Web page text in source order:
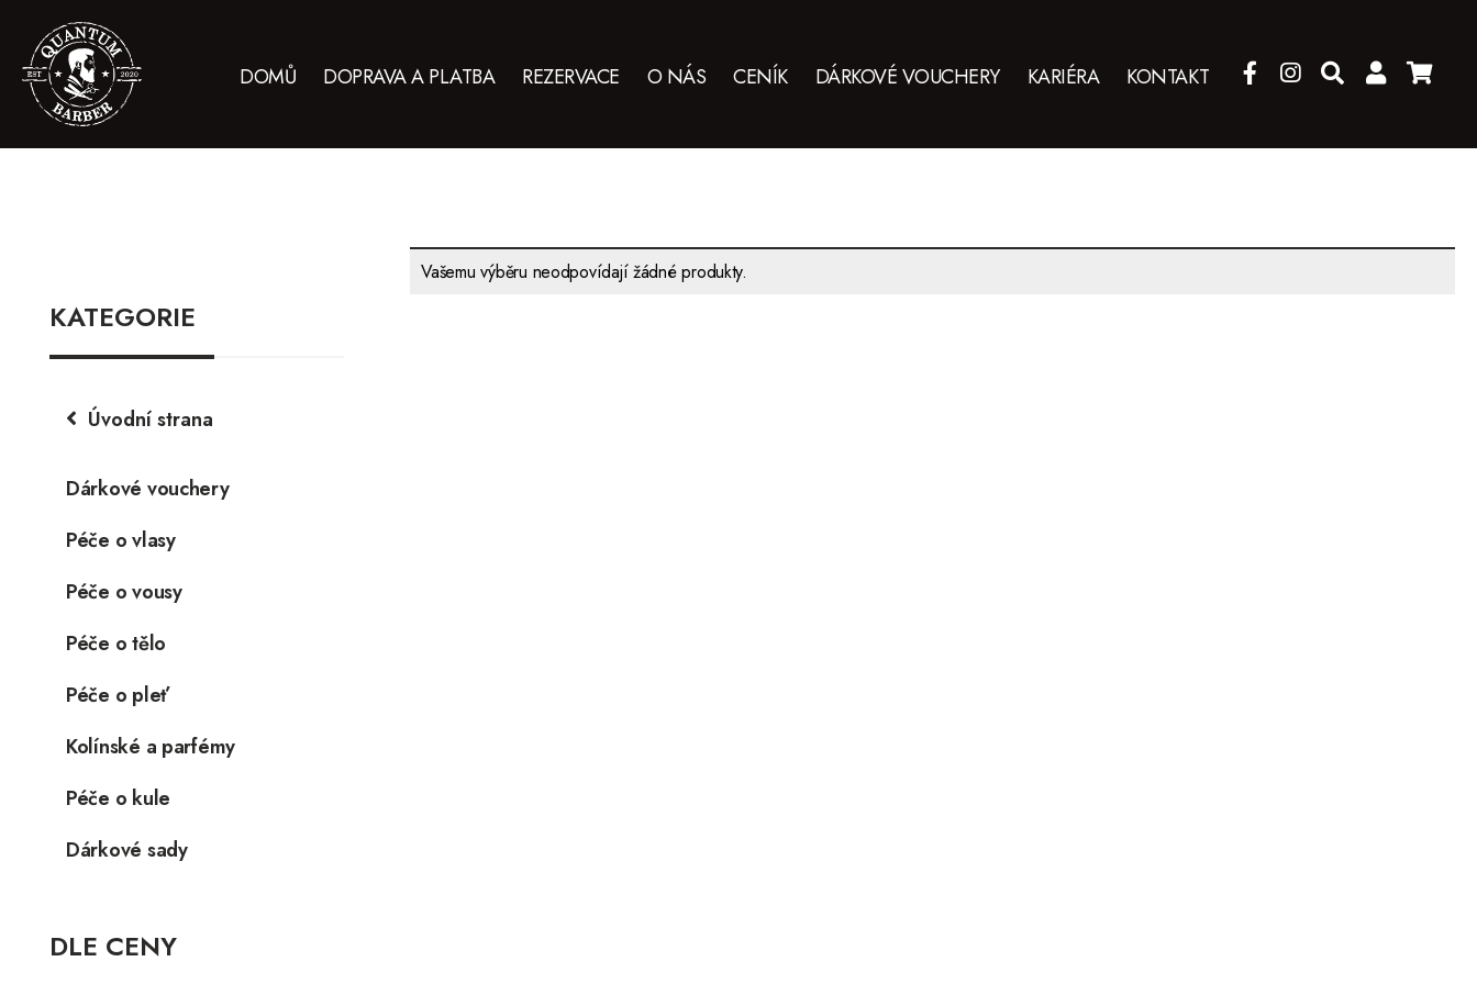
DOMŮ DOPRAVA A PLATBA REZERVACE O NÁS CENÍK DÁRKOVÉ VOUCHERY KARIÉRA KONTAKT
KATEGORIE
Úvodní strana
Dárkové vouchery
Péče o vlasy
Péče o vousy
Péče o tělo
Péče o pleť
Kolínské a parfémy
Péče o kule
Dárkové sady
DLE CENY
Vašemu výběru neodpovídají žádné produkty.